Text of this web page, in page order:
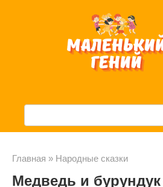
с
Главная » Народные сказки
Медведь и